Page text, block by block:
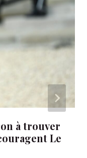
à trouver
Le